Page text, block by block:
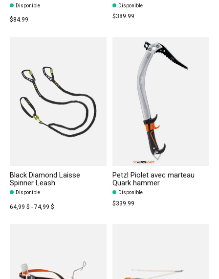
Disponible
$84.99
Disponible
$389.99
Black Diamond Laisse
Spinner Leash
Disponible
64,99 $ - 74,99 $
Petzl Piolet avec marteau
Quark hammer
Disponible
$339.99